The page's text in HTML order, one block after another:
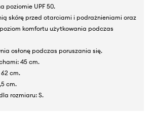
poziomie UPF 50.
skórę przed otarciami i podrażnieniami oraz
komfortu użytkowania podczas
osłonę podczas poruszania się.
45 cm.
cm.
cm.
rozmiaru: S.